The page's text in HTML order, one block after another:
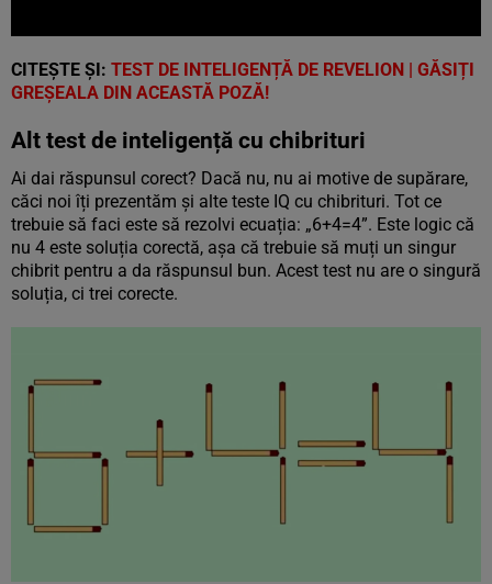
CITEȘTE ȘI: TEST DE INTELIGENȚĂ DE REVELION | GĂSIȚI
GREȘEALA DIN ACEASTĂ POZĂ!
Alt test de inteligență cu chibrituri
Ai dai răspunsul corect? Dacă nu, nu ai motive de supărare,
căci noi îți prezentăm și alte teste IQ cu chibrituri. Tot ce
trebuie să faci este să rezolvi ecuația: „6+4=4”. Este logic că
nu 4 este soluția corectă, așa că trebuie să muți un singur
chibrit pentru a da răspunsul bun. Acest test nu are o singură
soluția, ci trei corecte.